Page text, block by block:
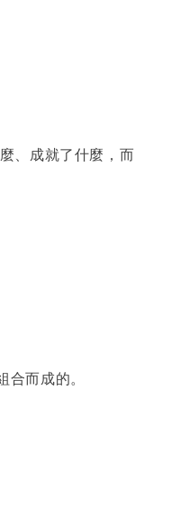
、成就了什麼，而
而成的。